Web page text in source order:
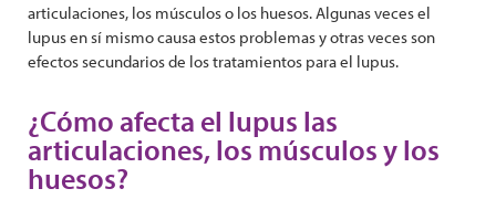
articulaciones, los músculos o los huesos. Algunas veces el
lupus en sí mismo causa estos problemas y otras veces son
efectos secundarios de los tratamientos para el lupus.
¿Cómo afecta el lupus las
articulaciones, los músculos y los
huesos?